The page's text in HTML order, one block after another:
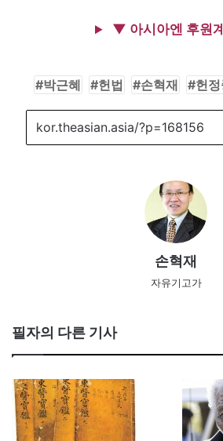
▼ 아시아엔 후원
박근혜 헌법 손혁재 헌
손혁재
자유기고가
필자의 다른 기사